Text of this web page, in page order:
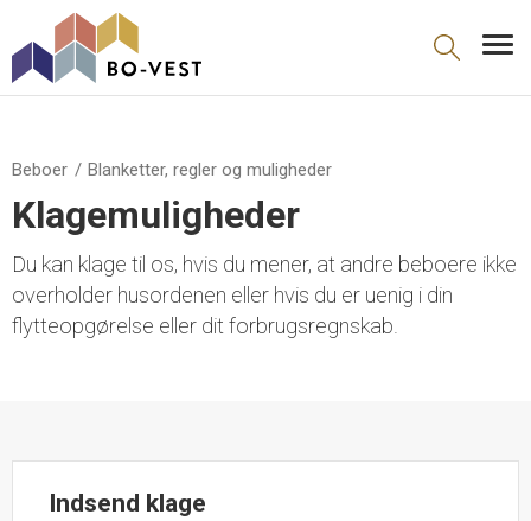
gå til indhold
Beboer Blanketter, regler og muligheder
Klagemuligheder
Du kan klage til os, hvis du mener, at andre beboere ikke
overholder husordenen eller hvis du er uenig i din
flytteopgørelse eller dit forbrugsregnskab.
Indsend klage